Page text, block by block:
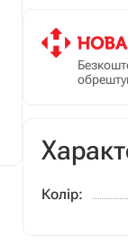
Колір: